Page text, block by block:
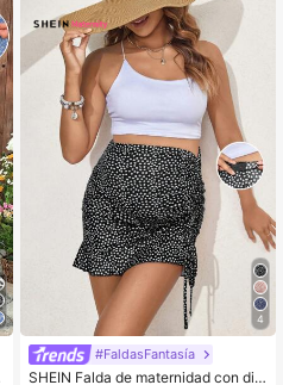
4
#FaldasFantasía
SHEIN Falda de maternidad con dis